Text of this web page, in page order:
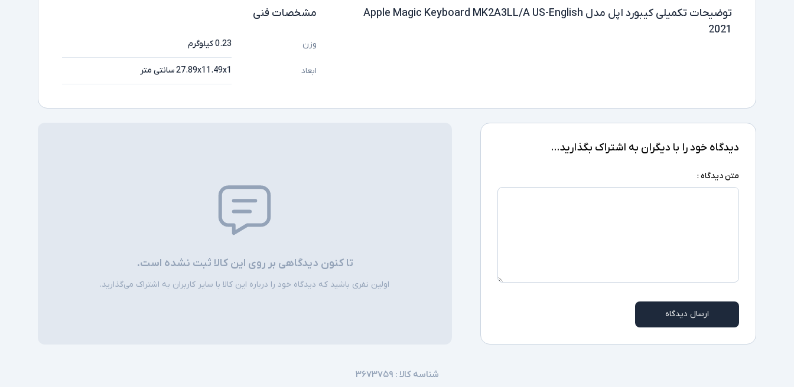
توضیحات تکمیلی
کیبورد اپل مدل Apple Magic Keyboard MK2A3LL/A US-English
2021
مشخصات فنی
وزن 0.23 کیلوگرم
ابعاد 27.89x11.49x1 سانتی متر
دیدگاه خود را با دیگران به اشتراک بگذارید...
متن دیدگاه :
ارسال دیدگاه
تا کنون دیدگاهی بر روی این کالا ثبت نشده است.
اولین نفری باشید که دیدگاه خود را درباره این کالا با سایر کاربران به اشتراک می‌گذارید.
شناسه کالا : ۳۶۷۳۷۵۹